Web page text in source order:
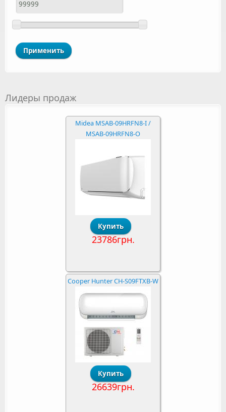
Лидеры продаж
Midea MSAB-09HRFN8-I /
MSAB-09HRFN8-O
23786грн.
Cooper Hunter CH-S09FTXB-W
26639грн.